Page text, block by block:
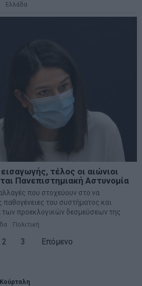
Ελλάδα
τέλος οι αιώνιοι
Πανεπιστημιακή Αστυνομία
που στοχεύουν στο να
παθογένειες του συστήματος και
των προεκλογικών δεσμεύσεων της
Πολιτική
2 3 Επόμενο